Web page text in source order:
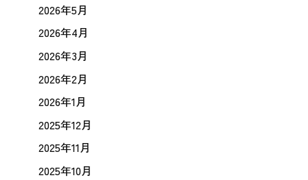
2026年5月
2026年4月
2026年3月
2026年2月
2026年1月
2025年12月
2025年11月
2025年10月